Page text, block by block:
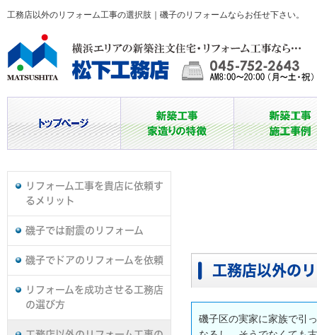
工務店以外のリフォーム工事の選択肢｜磯子のリフォームならお任せ下さい。
リフォーム工事を貴店に依頼す
るメリット
磯子では耐震のリフォーム
磯子でドアのリフォームを依頼
リフォームを成功させる工務店
の選び方
工務店以外の
磯子区の実家に家族で引